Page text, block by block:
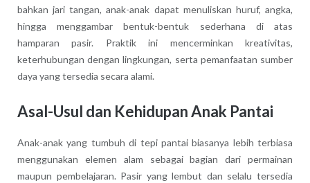
bahkan jari tangan, anak-anak dapat menuliskan huruf, angka,
hingga menggambar bentuk-bentuk sederhana di atas
hamparan pasir. Praktik ini mencerminkan kreativitas,
keterhubungan dengan lingkungan, serta pemanfaatan sumber
daya yang tersedia secara alami.
Asal-Usul dan Kehidupan Anak Pantai
Anak-anak yang tumbuh di tepi pantai biasanya lebih terbiasa
menggunakan elemen alam sebagai bagian dari permainan
maupun pembelajaran. Pasir yang lembut dan selalu tersedia